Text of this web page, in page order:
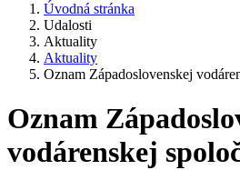
Úvodná stránka
Udalosti
Aktuality
Aktuality
Oznam Západoslovenskej
Oznam
vodárenskej